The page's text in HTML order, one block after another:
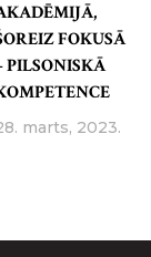
FOKUSĀ
PILSONISKĀ
marts, 2023.